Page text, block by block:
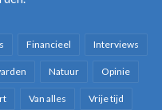
Financieel Interviews
Natuur Opinie
Van alles Vrije tijd